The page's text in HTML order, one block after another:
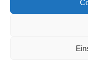
Impressum